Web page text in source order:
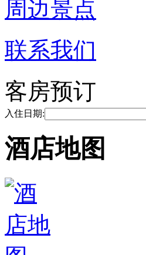
周边景点
联系我们
客房预订
入住日期:
酒店地图